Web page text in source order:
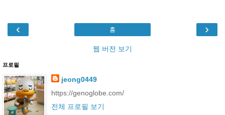
‹ ›
홈
웹 버전 보기
프로필
jeong0449
https://genoglobe.com/
전체 프로필 보기